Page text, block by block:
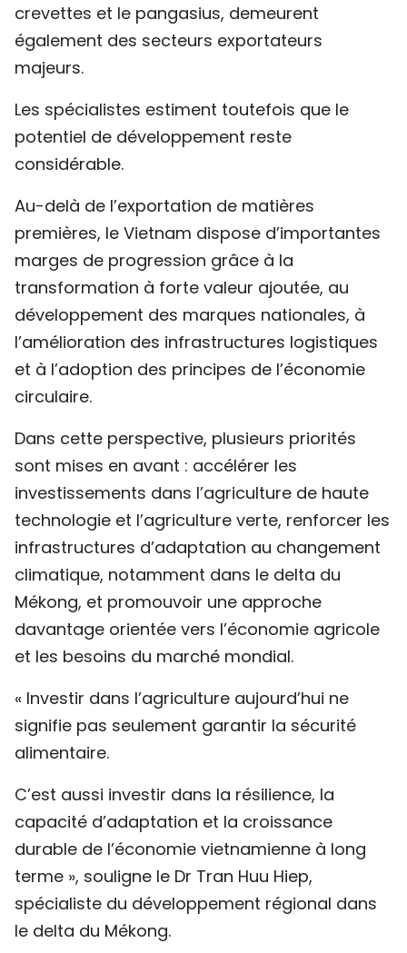
crevettes et le pangasius, demeurent
également des secteurs exportateurs
majeurs.
Les spécialistes estiment toutefois que le
potentiel de développement reste
considérable.
Au-delà de l’exportation de matières
premières, le Vietnam dispose d’importantes
marges de progression grâce à la
transformation à forte valeur ajoutée, au
développement des marques nationales, à
l’amélioration des infrastructures logistiques
et à l’adoption des principes de l’économie
circulaire.
Dans cette perspective, plusieurs priorités
sont mises en avant : accélérer les
investissements dans l’agriculture de haute
technologie et l’agriculture verte, renforcer les
infrastructures d’adaptation au changement
climatique, notamment dans le delta du
Mékong, et promouvoir une approche
davantage orientée vers l’économie agricole
et les besoins du marché mondial.
« Investir dans l’agriculture aujourd’hui ne
signifie pas seulement garantir la sécurité
alimentaire.
C’est aussi investir dans la résilience, la
capacité d’adaptation et la croissance
durable de l’économie vietnamienne à long
terme », souligne le Dr Tran Huu Hiep,
spécialiste du développement régional dans
le delta du Mékong.